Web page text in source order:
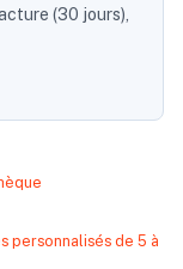
(30 jours),
personnalisés de 5 à